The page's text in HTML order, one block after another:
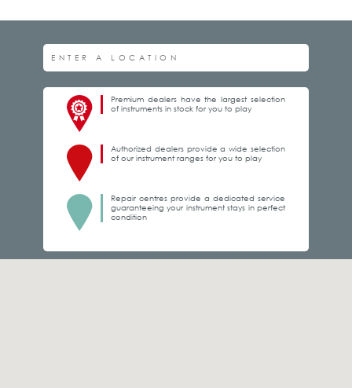
Premium dealers have the largest selection
of instruments in stock for you to play
Authorized dealers provide a wide selection
of our instrument ranges for you to play
Repair centres provide a dedicated service
guaranteeing your instrument stays in perfect
condition